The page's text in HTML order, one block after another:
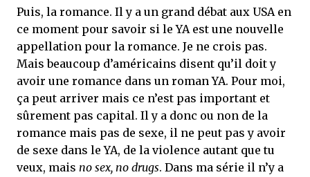
Puis, la romance. Il y a un grand débat aux USA en
ce moment pour savoir si le YA est une nouvelle
appellation pour la romance. Je ne crois pas.
Mais beaucoup d’américains disent qu’il doit y
avoir une romance dans un roman YA. Pour moi,
ça peut arriver mais ce n’est pas important et
sûrement pas capital. Il y a donc ou non de la
romance mais pas de sexe, il ne peut pas y avoir
de sexe dans le YA, de la violence autant que tu
veux, mais no sex, no drugs. Dans ma série il n’y a